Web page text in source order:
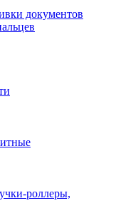
документов
роллеры,